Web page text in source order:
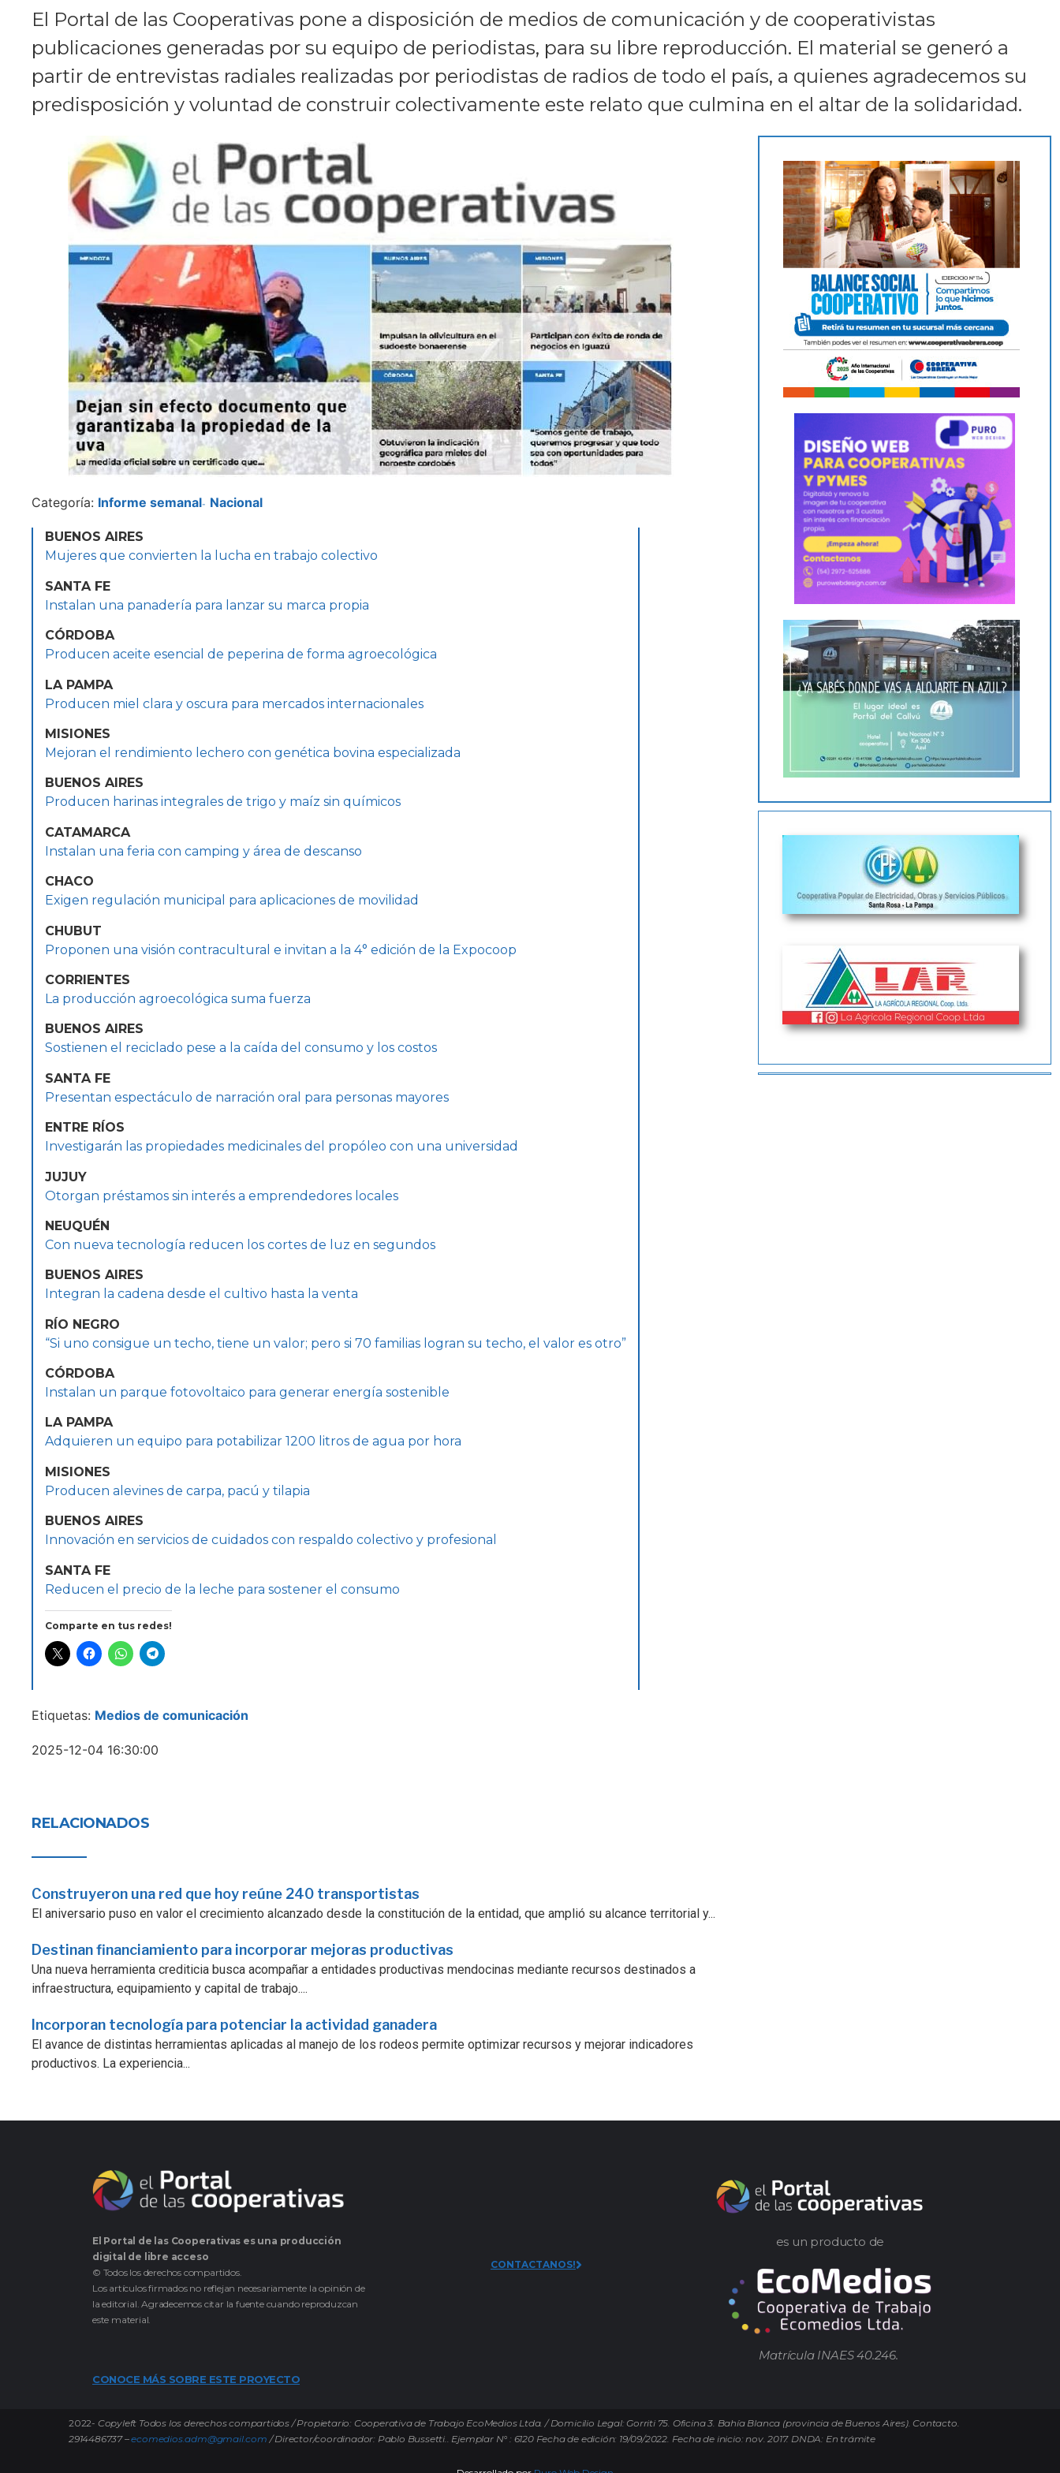
El Portal de las Cooperativas pone a disposición de medios de comunicación y de cooperativistas
publicaciones generadas por su equipo de periodistas, para su libre reproducción. El material se generó a
partir de entrevistas radiales realizadas por periodistas de radios de todo el país, a quienes agradecemos su
predisposición y voluntad de construir colectivamente este relato que culmina en el altar de la solidaridad.
Categoría: Informe semanal- Nacional
BUENOS AIRES
Mujeres que convierten la lucha en trabajo colectivo
SANTA FE
Instalan una panadería para lanzar su marca propia
CÓRDOBA
Producen aceite esencial de peperina de forma agroecológica
LA PAMPA
Producen miel clara y oscura para mercados internacionales
MISIONES
Mejoran el rendimiento lechero con genética bovina especializada
BUENOS AIRES
Producen harinas integrales de trigo y maíz sin químicos
CATAMARCA
Instalan una feria con camping y área de descanso
CHACO
Exigen regulación municipal para aplicaciones de movilidad
CHUBUT
Proponen una visión contracultural e invitan a la 4° edición de la Expocoop
CORRIENTES
La producción agroecológica suma fuerza
BUENOS AIRES
Sostienen el reciclado pese a la caída del consumo y los costos
SANTA FE
Presentan espectáculo de narración oral para personas mayores
ENTRE RÍOS
Investigarán las propiedades medicinales del propóleo con una universidad
JUJUY
Otorgan préstamos sin interés a emprendedores locales
NEUQUÉN
Con nueva tecnología reducen los cortes de luz en segundos
BUENOS AIRES
Integran la cadena desde el cultivo hasta la venta
RÍO NEGRO
“Si uno consigue un techo, tiene un valor; pero si 70 familias logran su techo, el valor es otro”
CÓRDOBA
Instalan un parque fotovoltaico para generar energía sostenible
LA PAMPA
Adquieren un equipo para potabilizar 1200 litros de agua por hora
MISIONES
Producen alevines de carpa, pacú y tilapia
BUENOS AIRES
Innovación en servicios de cuidados con respaldo colectivo y profesional
SANTA FE
Reducen el precio de la leche para sostener el consumo
Comparte en tus redes!
Etiquetas: Medios de comunicación
2025-12-04 16:30:00
RELACIONADOS
Construyeron una red que hoy reúne 240 transportistas
El aniversario puso en valor el crecimiento alcanzado desde la constitución de la entidad, que amplió su alcance territorial y...
Destinan financiamiento para incorporar mejoras productivas
Una nueva herramienta crediticia busca acompañar a entidades productivas mendocinas mediante recursos destinados a
infraestructura, equipamiento y capital de trabajo....
Incorporan tecnología para potenciar la actividad ganadera
El avance de distintas herramientas aplicadas al manejo de los rodeos permite optimizar recursos y mejorar indicadores
productivos. La experiencia...
El Portal de las Cooperativas es una producción
digital de libre acceso
© Todos los derechos compartidos.
Los artículos firmados no reflejan necesariamente la opinión de
la editorial. Agradecemos citar la fuente cuando reproduzcan
este material.
CONOCE MÁS SOBRE ESTE PROYECTO
CONTACTANOS!
es un producto de
Matrícula INAES 40.246.
2022- Copyleft Todos los derechos compartidos / Propietario: Cooperativa de Trabajo EcoMedios Ltda. / Domicilio Legal: Gorriti 75. Oficina 3. Bahía Blanca (provincia de Buenos Aires). Contacto.
2914486737 –ecomedios.adm@gmail.com / Director/coordinador: Pablo Bussetti.. Ejemplar N° : 6120 Fecha de edición: 19/09/2022. Fecha de inicio: nov. 2017. DNDA: En trámite